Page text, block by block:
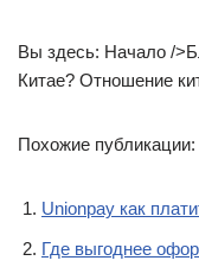
Вы здесь: Начало /
Китае? Отношение
Похожие публикации:
Unionpay как
Где выгоднее